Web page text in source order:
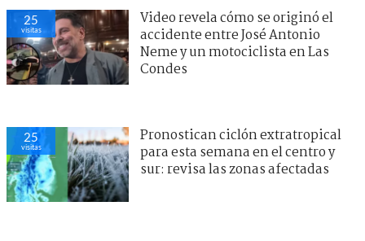
25
visitas
Video revela cómo se originó el
accidente entre José Antonio
Neme y un motociclista en Las
Condes
25
visitas
Pronostican ciclón extratropical
para esta semana en el centro y
sur: revisa las zonas afectadas